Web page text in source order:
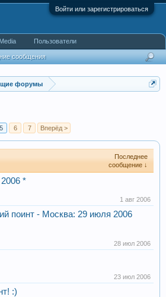
Войти или зарегистрироваться
форумы
5 6 7 Вперёд >
Последнее
сообщение ↓
*
1 авг 2006
поинт - Москва: 29 июля 2006
28 июл 2006
23 июл 2006
:)
сообщения
Media Пользователи